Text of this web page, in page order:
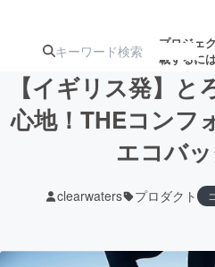
プロジェ
載するに
注目のリ 注目の新着プロ
【イギリス発】と
心地！THEコンフ
エコバ
clearwaters プロダクト